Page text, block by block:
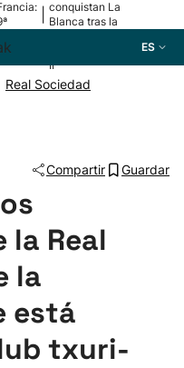
conquistan La
Blanca tras la
II
ES
Real Sociedad
Compartir Guardar
la Real
la
está
txuri-